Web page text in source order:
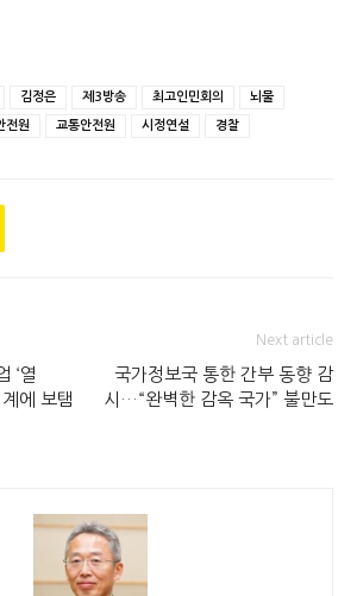
김정은 제3방송 최고인민회의 뇌물
전원 교통안전원 시정연설 경찰
‘열
에 보탬
Next article
국가정보국 통한 간부 동향 감
시…“완벽한 감옥 국가” 불만도